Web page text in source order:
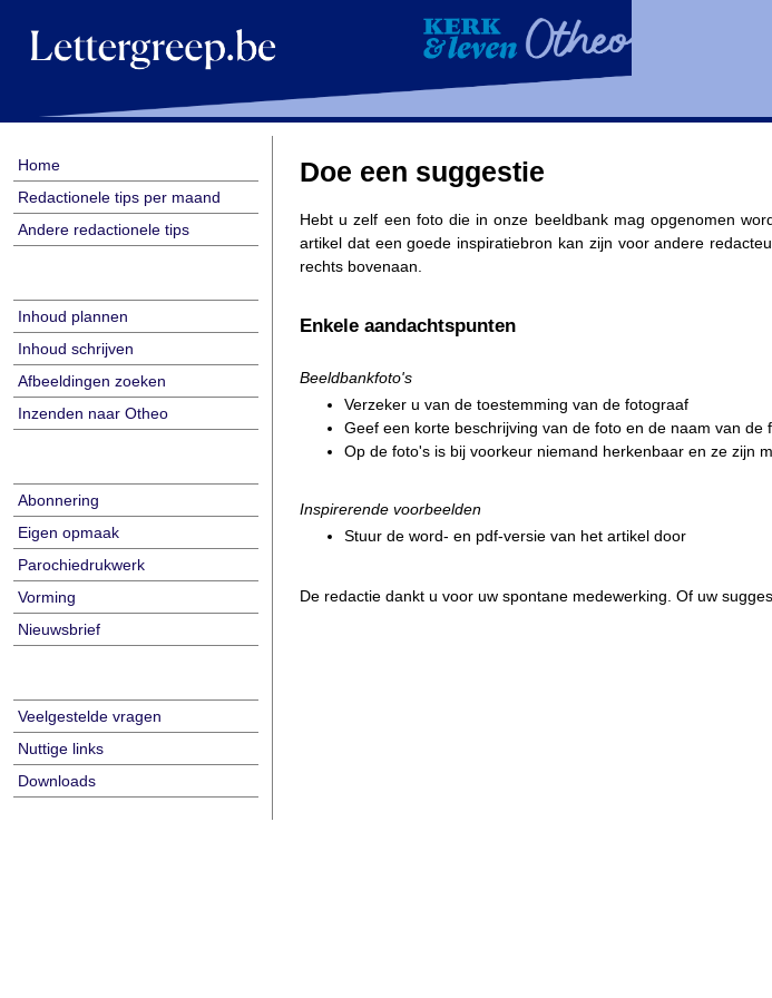
Home
Redactionele tips per maand
Andere redactionele tips
Inhoud plannen
Inhoud schrijven
Afbeeldingen zoeken
Inzenden naar Otheo
Abonnering
Eigen opmaak
Parochiedrukwerk
Vorming
Nieuwsbrief
Veelgestelde vragen
Nuttige links
Downloads
Doe een suggestie
Hebt u zelf een foto die in onze beeldbank mag opgenomen
artikel dat een goede inspiratiebron kan zijn voor andere
rechts bovenaan.
Enkele aandachtspunten
Beeldbankfoto's
Verzeker u van de toestemming van de fotograaf
Geef een korte beschrijving van de foto en de naam van de
Op de foto's is bij voorkeur niemand herkenbaar en ze zijn
Inspirerende voorbeelden
Stuur de word- en pdf-versie van het artikel door
De redactie dankt u voor uw spontane medewerking. Of uw